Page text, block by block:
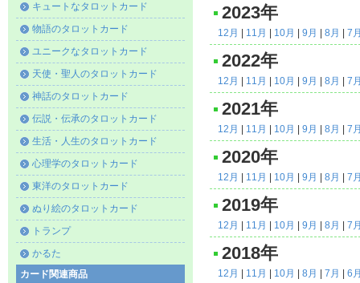
キュートなタロットカード
物語のタロットカード
ユニークなタロットカード
天使・聖人のタロットカード
神話のタロットカード
伝説・伝承のタロットカード
生活・人生のタロットカード
心理学のタロットカード
東洋のタロットカード
ぬり絵のタロットカード
トランプ
かるた
カード関連商品
2023年
12月 11月 10月 9月 8月 7
2022年
12月 11月 10月 9月 8月 7
2021年
12月 11月 10月 9月 8月 7
2020年
12月 11月 10月 9月 8月 7
2019年
12月 11月 10月 9月 8月 7
2018年
12月 11月 10月 8月 7月 6